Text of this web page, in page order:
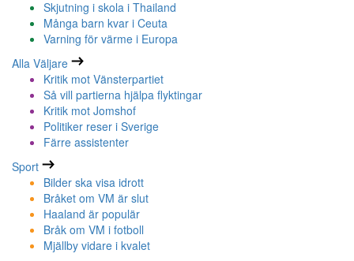
Skjutning i skola i Thailand
Många barn kvar i Ceuta
Varning för värme i Europa
Alla Väljare
Kritik mot Vänsterpartiet
Så vill partierna hjälpa flyktingar
Kritik mot Jomshof
Politiker reser i Sverige
Färre assistenter
Sport
Bilder ska visa idrott
Bråket om VM är slut
Haaland är populär
Bråk om VM i fotboll
Mjällby vidare i kvalet